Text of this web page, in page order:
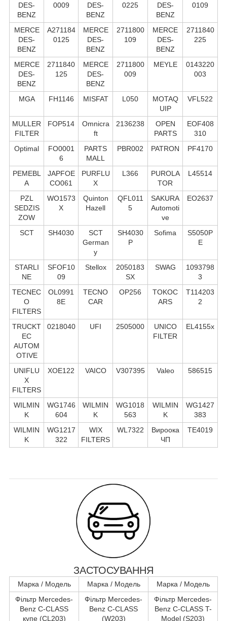
DES-
BENZ
0009
DES-
BENZ
0225
DES-
BENZ
0109
MERCE
DES-
BENZ
A271184
0125
MERCE
DES-
BENZ
2711800
109
MERCE
DES-
BENZ
2711840
225
MERCE
DES-
BENZ
2711840
125
MERCE
DES-
BENZ
2711800
009
MEYLE
0143220
003
MGA FH1146 MISFAT L050
MOTAQ
UIP
VFL522
MULLER
FILTER
FOP514
Omnicra
ft
2136238
OPEN
PARTS
EOF408
310
Optimal
FO0001
6
PARTS
MALL
PBR002 PATRON PF4170
PEMEBL
A
JAPFOE
CO061
PURFLU
X
L366
PUROLA
TOR
L45514
PZL
SEDZIS
ZOW
WO1573
X
Quinton
Hazell
QFL011
5
SAKURA
Automoti
ve
EO2637
SCT SH4030
SCT
German
y
SH4030
P
Sofima
S5050P
E
STARLI
NE
SFOF10
09
Stellox
2050183
SX
SWAG
1093798
3
TECNEC
O
FILTERS
OL0991
8E
TECNO
CAR
OP256
TOKOC
ARS
T114203
2
TRUCKT
EC
AUTOM
OTIVE
0218040 UFI 2505000
UNICO
FILTER
EL4155x
UNIFLU
X
FILTERS
XOE122 VAICO V307395 Valeo 586515
WILMIN
K
WG1746
604
WILMIN
K
WG1018
563
WILMIN
K
WG1427
383
WILMIN
K
WG1217
322
WIX
FILTERS
WL7322
Вироока
ЧП
TE4019
ЗАСТОСУВАННЯ
Марка / Модель Марка / Модель
Марка / Модель
Фільтр Mercedes-
Benz C-CLASS
купе (CL203)
Фільтр Mercedes-
Benz C-CLASS
(W203)
Фільтр Mercedes-
Benz C-CLASS T-
Model (S203)